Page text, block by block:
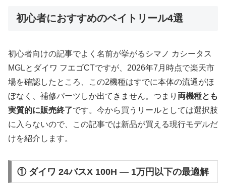
初心者におすすめのベイトリール4選
初心者向けの記事でよく名前が挙がるシマノ カシータス
MGLとダイワ フエゴCTですが、2026年7月時点で楽天市
場を確認したところ、この2機種はすでに本体の流通がほ
ぼなく、補修パーツしか出てきません。つまり 両機種とも
実質的に販売終了です。今から買うリールとしては選択肢
に入らないので、この記事では新品が買える現行モデルだ
けを紹介します。
① ダイワ 24バスX 100H — 1万円以下の最適解